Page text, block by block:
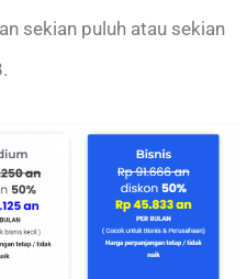
sekian puluh atau sekian